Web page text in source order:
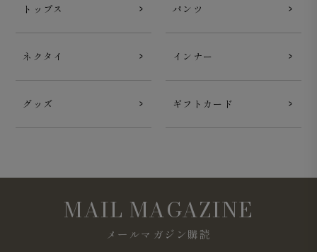
トップス パンツ
ネクタイ インナー
グッズ ギフトカード
MAIL MAGAZINE
メールマガジン購読